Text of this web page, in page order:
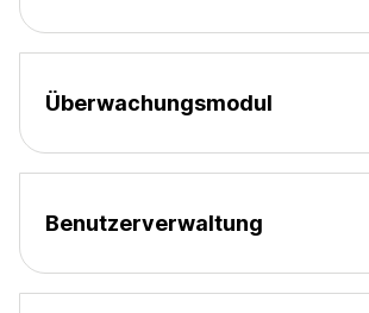
Überwachungsmodul
Benutzerverwaltung